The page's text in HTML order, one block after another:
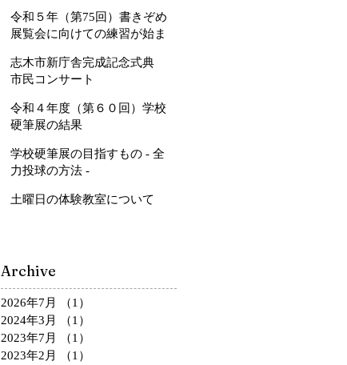
令和５年（第75回）書きぞめ
展覧会に向けての練習が始ま
志木市新庁舎完成記念式典
市民コンサート
令和４年度（第６０回）学校
硬筆展の結果
学校硬筆展の目指すもの - 全
力投球の方法 -
土曜日の体験教室について
Archive
2026年7月 （1）
2024年3月
（1）
2023年7月
（1）
2023年2月
（1）